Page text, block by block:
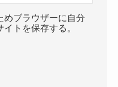
めブラウザーに自分
トを保存する。